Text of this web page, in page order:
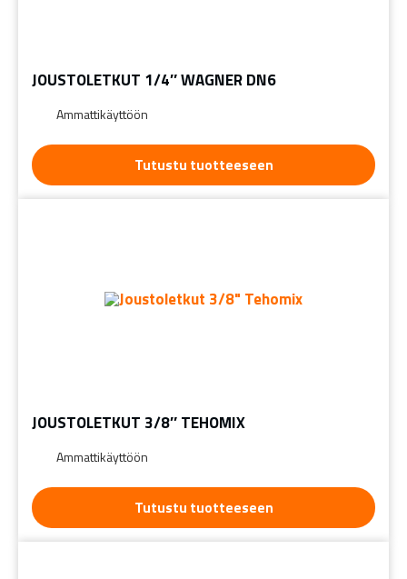
JOUSTOLETKUT 1/4″ WAGNER DN6
Ammattikäyttöön
Tutustu tuotteeseen
JOUSTOLETKUT 3/8″ TEHOMIX
Ammattikäyttöön
Tutustu tuotteeseen